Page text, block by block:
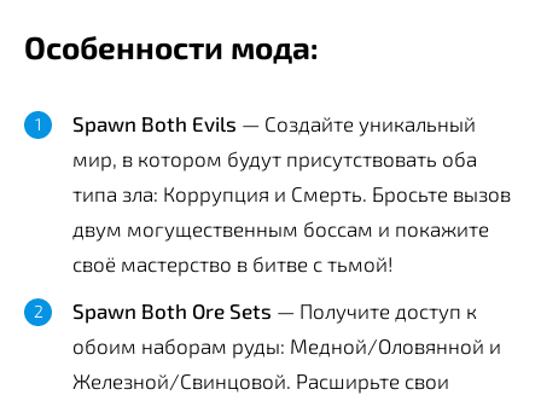
Особенности мода:
Spawn Both Evils — Создайте уникальный
мир, в котором будут присутствовать оба
типа зла: Коррупция и Смерть. Бросьте вызов
двум могущественным боссам и покажите
своё мастерство в битве с тьмой!
Spawn Both Ore Sets — Получите доступ к
обоим наборам руды: Медной/Оловянной и
Железной/Свинцовой. Расширьте свои